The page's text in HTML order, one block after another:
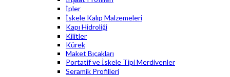
İpler
İskele Kalıp Malzemeleri
Kapı Hidroliği
Kilitler
Kürek
Maket Bıçakları
Portatif ve İskele Tipi Merdivenler
Seramik Profilleri